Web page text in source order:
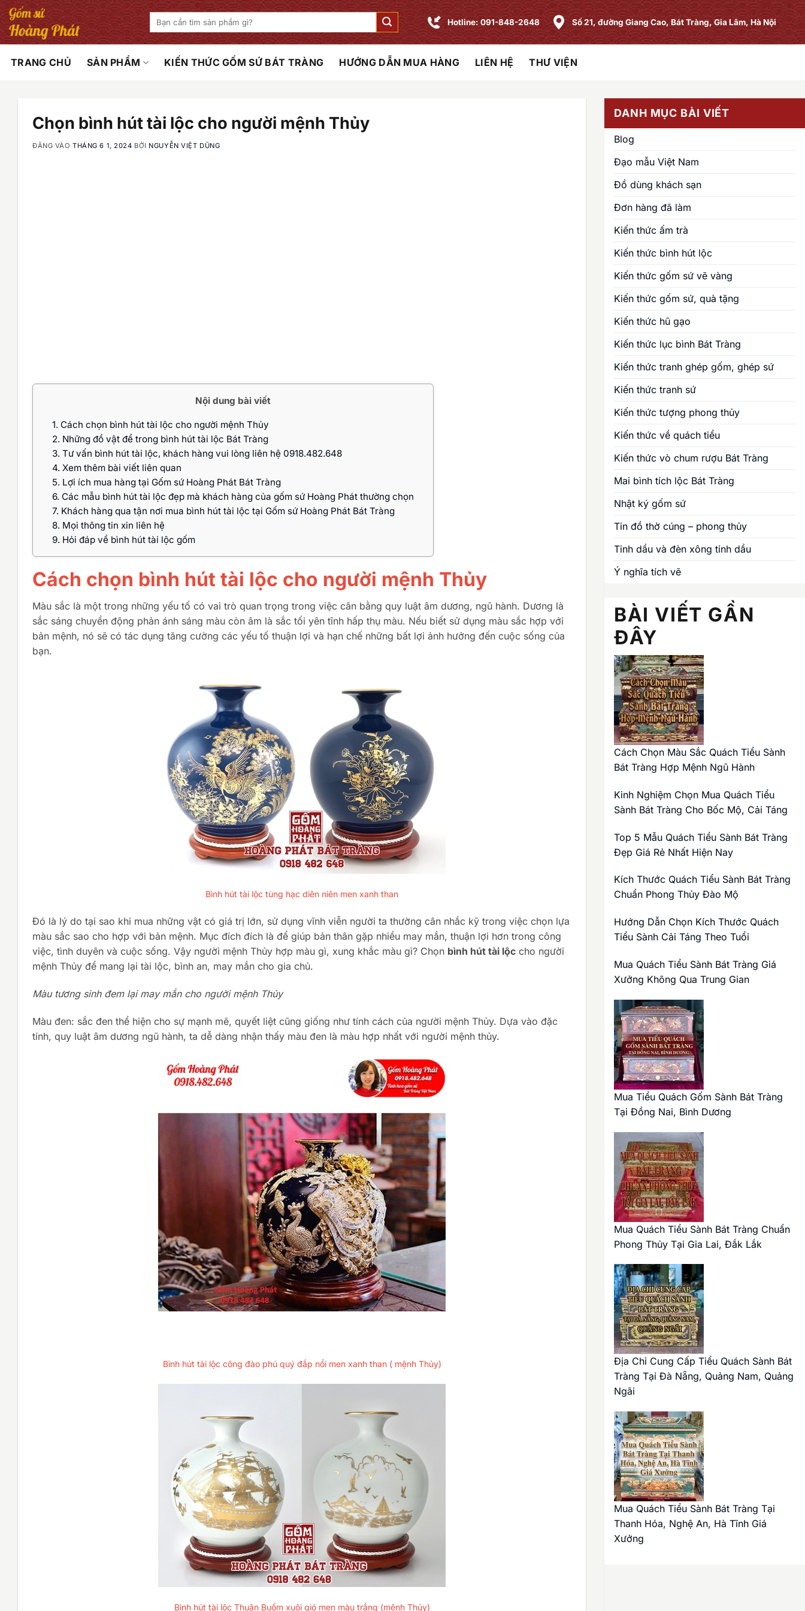
Bỏ
qua
nội
Tìm
kiếm:
Hotline: 091-848-2648 Số 21, đường Giang Cao, Bát Tràng, Gia Lâm, Hà Nội
TRANG CHỦ SẢN PHẨM KIẾN THỨC GỐM SỨ BÁT TRÀNG HƯỚNG DẪN MUA HÀNG LIÊN HỆ THƯ VIỆN
Chọn bình hút tài lộc cho người mệnh Thủy
ĐĂNG VÀOTHÁNG 6 1, 2024 BỞI NGUYỄN VIỆT DŨNG
Nội dung bài viết
1. Cách chọn bình hút tài lộc cho người mệnh Thủy
2. Những đồ vật để trong bình hút tài lộc Bát Tràng
3. Tư vấn bình hút tài lộc, khách hàng vui lòng liên hệ 0918.482.648
4. Xem thêm bài viết liên quan
5. Lợi ích mua hàng tại Gốm sứ Hoàng Phát Bát Tràng
6. Các mẫu bình hút tài lộc đẹp mà khách hàng của gốm sứ Hoàng Phát thường chọn
7. Khách hàng qua tận nơi mua bình hút tài lộc tại Gốm sứ Hoàng Phát Bát Tràng
8. Mọi thông tin xin liên hệ
9. Hỏi đáp về bình hút tài lộc gốm
Cách chọn bình hút tài lộc cho người mệnh Thủy
Màu sắc là một trong những yếu tố có vai trò quan trọng trong việc cân bằng quy luật âm dương, ngũ hành. Dương là
sắc sáng chuyển động phản ánh sáng màu còn âm là sắc tối yên tĩnh hấp thụ màu. Nếu biết sử dụng màu sắc hợp với
bản mệnh, nó sẽ có tác dụng tăng cường các yếu tố thuận lợi và hạn chế những bất lợi ảnh hưởng đến cuộc sống của
bạn.
Bình hút tài lộc tùng hạc diên niên men xanh than
Đó là lý do tại sao khi mua những vật có giá trị lớn, sử dụng vĩnh viễn người ta thường cân nhắc kỹ trong việc chọn lựa
màu sắc sao cho hợp với bản mệnh. Mục đích đích là để giúp bản thân gặp nhiều may mắn, thuận lợi hơn trong công
việc, tình duyên và cuộc sống. Vậy người mệnh Thủy hợp màu gì, xung khắc màu gì? Chọn bình hút tài lộc cho người
mệnh Thủy để mang lại tài lộc, bình an, may mắn cho gia chủ.
Màu tương sinh đem lại may mắn cho người mệnh Thủy
Màu đen: sắc đen thể hiện cho sự mạnh mẽ, quyết liệt cũng giống như tính cách của người mệnh Thủy. Dựa vào đặc
tính, quy luật âm dương ngũ hành, ta dễ dàng nhận thấy màu đen là màu hợp nhất với người mệnh thủy.
Bình hút tài lộc công đào phú quý đắp nổi men xanh than ( mệnh Thủy)
Bình hút tài lộc Thuận Buồm xuôi gió men màu trắng (mệnh Thủy)
DANH MỤC BÀI VIẾT
Blog
Đạo mẫu Việt Nam
Đồ dùng khách sạn
Đơn hàng đã làm
Kiến thức ấm trà
Kiến thức bình hút lộc
Kiến thức gốm sứ vẽ vàng
Kiến thức gốm sứ, quà tặng
Kiến thức hũ gạo
Kiến thức lục bình Bát Tràng
Kiến thức tranh ghép gốm, ghép sứ
Kiến thức tranh sứ
Kiến thức tượng phong thủy
Kiến thức về quách tiểu
Kiến thức vò chum rượu Bát Tràng
Mai bình tích lộc Bát Tràng
Nhật ký gốm sứ
Tin đồ thờ cúng – phong thủy
Tinh dầu và đèn xông tinh dầu
Ý nghĩa tích vẽ
BÀI VIẾT GẦN
ĐÂY
Cách Chọn Màu Sắc Quách Tiểu Sành
Bát Tràng Hợp Mệnh Ngũ Hành
Kinh Nghiệm Chọn Mua Quách Tiểu
Sành Bát Tràng Cho Bốc Mộ, Cải Táng
Top 5 Mẫu Quách Tiểu Sành Bát Tràng
Đẹp Giá Rẻ Nhất Hiện Nay
Kích Thước Quách Tiểu Sành Bát Tràng
Chuẩn Phong Thủy Đào Mộ
Hướng Dẫn Chọn Kích Thước Quách
Tiểu Sành Cải Táng Theo Tuổi
Mua Quách Tiểu Sành Bát Tràng Giá
Xưởng Không Qua Trung Gian
Mua Tiểu Quách Gốm Sành Bát Tràng
Tại Đồng Nai, Bình Dương
Mua Quách Tiểu Sành Bát Tràng Chuẩn
Phong Thủy Tại Gia Lai, Đắk Lắk
Địa Chỉ Cung Cấp Tiểu Quách Sành Bát
Tràng Tại Đà Nẵng, Quảng Nam, Quảng
Ngãi
Mua Quách Tiểu Sành Bát Tràng Tại
Thanh Hóa, Nghệ An, Hà Tĩnh Giá
Xưởng